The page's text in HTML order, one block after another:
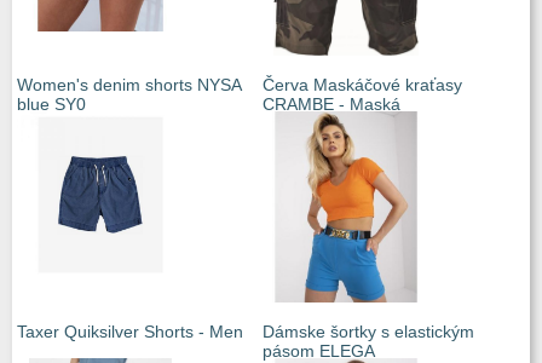
Women's denim shorts NYSA
blue SY0
Červa Maskáčové kraťasy
CRAMBE - Maská
Taxer Quiksilver Shorts - Men
Dámske šortky s elastickým
pásom ELEGA